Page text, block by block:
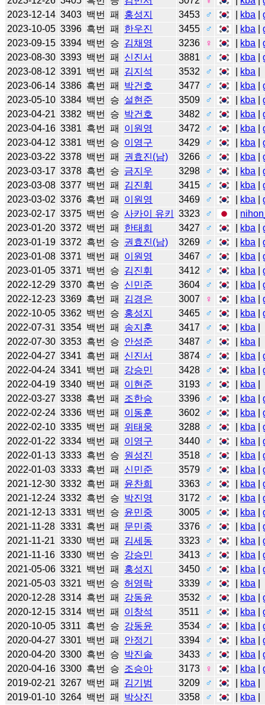
2023-12-14 3403 백번 패 홍성지 3453 ♂ kba |
2023-10-05 3396 흑번 패 한우진 3455 ♂ kba |
2023-09-15 3394 백번 승 김채영 3236 ♀ kba |
2023-08-30 3393 백번 패 신진서 3881 ♂ kba |
2023-08-12 3391 백번 패 김지석 3532 ♂ kba
2023-06-14 3386 흑번 패 박건호 3477 ♂ kba |
2023-05-10 3384 백번 승 설현준 3509 ♂ kba |
2023-04-21 3382 백번 승 박건호 3482 ♂ kba |
2023-04-16 3381 흑번 패 이원영 3472 ♂ kba |
2023-04-12 3381 백번 승 이영구 3429 ♂ kba |
2023-03-22 3378 백번 패 권효진(남) 3266 ♂ kba |
2023-03-17 3378 흑번 승 금지우 3298 ♂ kba |
2023-03-08 3377 백번 패 김진휘 3415 ♂ kba |
2023-03-02 3376 흑번 패 이원영 3469 ♂ kba |
2023-02-17 3375 백번 승 사카이 유키 3323 ♂
2023-01-20 3372 백번 패 한태희 3427 ♂ kba |
2023-01-19 3372 흑번 승 권효진(남) 3269 ♂ kba |
2023-01-08 3371 백번 패 이원영 3467 ♂ kba |
2023-01-05 3371 백번 승 김진휘 3412 ♂ kba |
2022-12-29 3370 흑번 승 신민준 3604 ♂ kba |
2022-12-23 3369 흑번 패 김경은 3007 ♀ kba |
2022-10-05 3362 백번 승 홍성지 3465 ♂ kba |
2022-07-31 3354 백번 패 송지훈 3417 ♂ kba
2022-07-30 3353 흑번 승 안성준 3487 ♂ kba
2022-04-27 3341 흑번 패 신진서 3874 ♂ kba |
2022-04-24 3341 백번 패 강승민 3428 ♂ kba |
2022-04-19 3340 백번 패 이현준 3193 ♂ kba
2022-03-27 3338 흑번 패 조한승 3396 ♂ kba |
2022-02-24 3336 백번 패 이동훈 3602 ♂ kba |
2022-02-10 3335 백번 패 위태웅 3288 ♂ kba |
2022-01-22 3334 백번 패 이영구 3440 ♂ kba |
2022-01-13 3333 흑번 승 원성진 3518 ♂ kba |
2022-01-03 3333 흑번 패 신민준 3579 ♂ kba |
2021-12-30 3332 흑번 패 윤찬희 3363 ♂ kba |
2021-12-24 3332 흑번 승 박진영 3172 ♂ kba |
2021-12-13 3331 백번 승 윤민중 3005 ♂ kba |
2021-11-28 3331 흑번 패 문민종 3376 ♂ kba |
2021-11-21 3330 백번 패 김세동 3323 ♂ kba |
2021-11-16 3330 백번 승 강승민 3413 ♂ kba |
2021-05-06 3321 백번 패 홍성지 3450 ♂ kba |
2021-05-03 3321 백번 승 허영락 3339 ♂ kba
2020-12-28 3314 흑번 패 강동윤 3532 ♂ kba |
2020-12-15 3314 백번 패 이창석 3511 ♂ kba |
2020-10-05 3311 흑번 승 강동윤 3534 ♂ kba |
2020-04-27 3301 백번 패 안정기 3394 ♂ kba |
2020-04-20 3300 흑번 승 박진솔 3433 ♂ kba |
2020-04-16 3300 흑번 승 조승아 3173 ♀ kba |
2019-02-21 3267 백번 패 김기범 3209 ♂ kba
2019-01-10 3264 백번 패 박상진 3358 ♂ kba